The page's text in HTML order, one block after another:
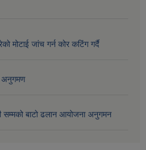
मोटाई जांच गर्न कोर कटिंग गर्दै
अनुगमण
सम्मको बाटो ढलान आयोजना अनुगमन